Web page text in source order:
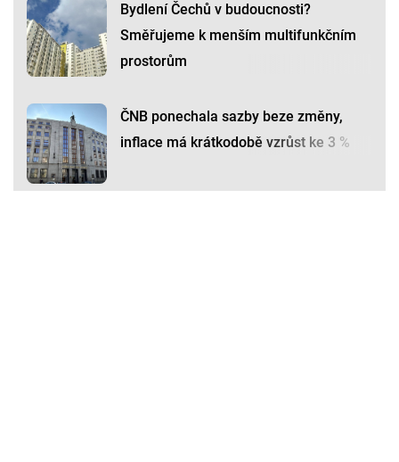
Bydlení Čechů v budoucnosti?
Směřujeme k menším multifunkčním
prostorům
ČNB ponechala sazby beze změny,
inflace má krátkodobě vzrůst ke 3 %